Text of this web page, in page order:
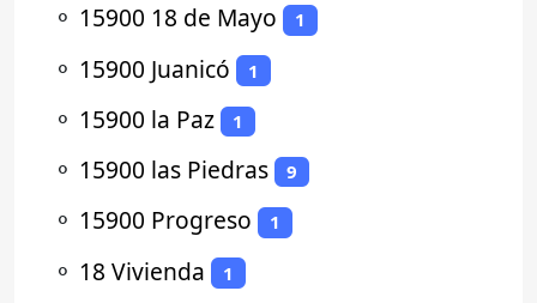
⚬ 15900 18 de Mayo 1
⚬ 15900 Juanicó 1
⚬ 15900 la Paz 1
⚬ 15900 las Piedras 9
⚬ 15900 Progreso 1
⚬ 18 Vivienda 1